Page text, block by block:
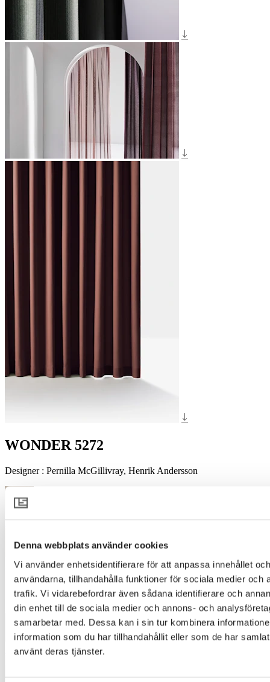
Denna webbplats använder cookies
Vi använder enhetsidentifierare för att anpassa innehållet
användarna, tillhandahålla funktioner för sociala medier och
trafik. Vi vidarebefordrar även sådana identifierare och
din enhet till de sociala medier och annons- och
samarbetar med. Dessa kan i sin tur kombinera
information som du har tillhandahållit eller som de har
använt deras tjänster.
WONDER 5272
Designer : Pernilla McGillivray, Henrik Andersson
3235
3321
3772